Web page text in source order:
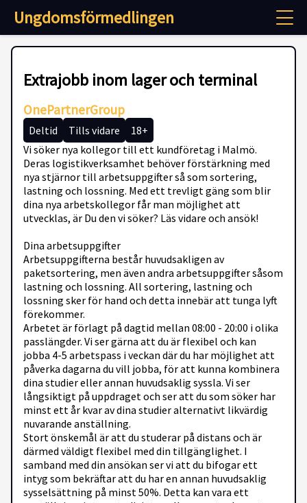
Ungdomsförmedlingen
Extrajobb inom lager och terminal
OnePartnerGroup
Deltid Tills vidare
18+
Vi söker nya kollegor till ett kundföretag i Malmö.
Deras logistikverksamhet behöver förstärkning med
nya stjärnor till arbetsuppgifter så som sortering,
lastning och lossning. Med ett trevligt gäng som blir
dina nya arbetskollegor får man möjlighet att
utvecklas, är Du den vi söker? Läs vidare och ansök!
Dina arbetsuppgifter
Arbetsuppgifterna består huvudsakligen av
paketsortering, men även andra arbetsuppgifter såsom
lastning och lossning. All sortering, lastning och
lossning sker för hand och detta innebär att tunga lyft
förekommer.
Arbetet är förlagt på dagtid mellan 08:00 - 20:00 i olika
passlängder. Vi ser gärna att du är flexibel och kan
jobba 4-5 arbetspass i veckan där du har möjlighet att
påverka dagarna du vill jobba, för att kunna kombinera
dina studier eller annan huvudsaklig syssla. Vi ser
långsiktigt på uppdraget och ser att du som söker har
minst ett år kvar av dina studier alternativt likvärdig
nuvarande anställning.
Stort önskemål är att du studerar på distans och är
därmed väldigt flexibel med din tillgänglighet. I
samband med din ansökan ser vi att du bifogar ett
intyg som bekräftar att du har en annan huvudsaklig
sysselsättning på minst 50%. Detta kan vara ett